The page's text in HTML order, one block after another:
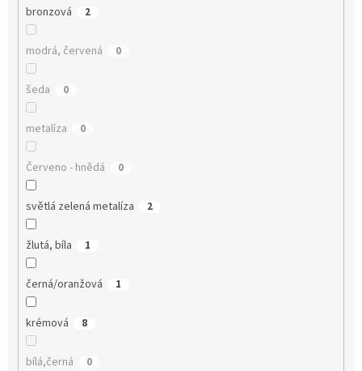
bronzová 2
modrá, červená 0
šeda 0
metalíza 0
Červeno - hnědá 0
světlá zelená metalíza 2
žlutá, bíla 1
černá/oranžová 1
krémová 8
bílá,černá 0